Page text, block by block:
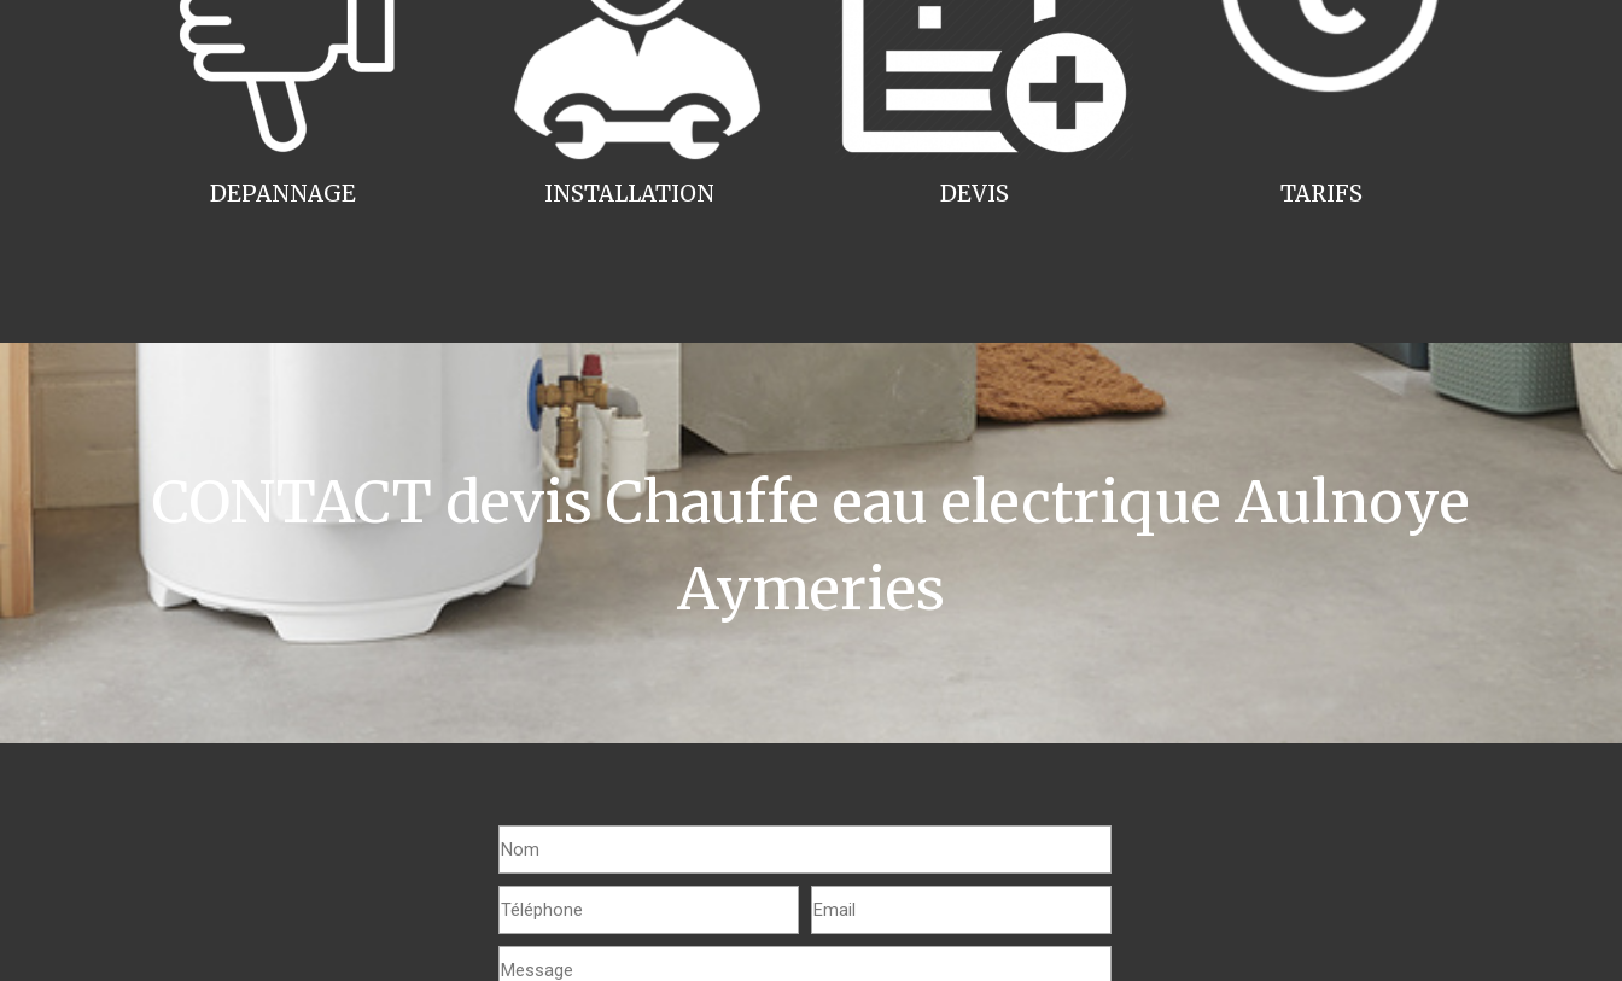
INSTALLATION
DEPANNAGE TARIFS
DEVIS
CONTACT devis Chauffe eau electrique Aulnoye
Aymeries